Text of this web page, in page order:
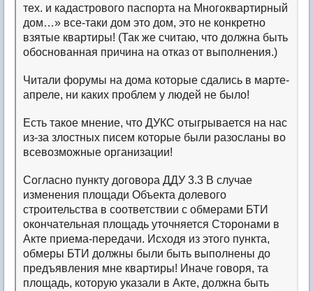
тех. и кадастрового паспорта на Многоквартирный
дом…» все-таки дом это дом, это не конкретно
взятые квартиры! (Так же считаю, что должна быть
обоснованная причина на отказ от выполнения.)
Читали форумы на дома которые сдались в марте-
апреле, ни каких проблем у людей не было!
Есть такое мнение, что ДУКС отыгрывается на нас
из-за злостных писем которые были разосланы во
всевозможные организации!
Согласно пункту договора ДДУ 3.3 В случае
изменения площади Объекта долевого
строительства в соответствии с обмерами БТИ
окончательная площадь уточняется Сторонами в
Акте приема-передачи. Исходя из этого пункта,
обмеры БТИ должны были быть выполнены до
предъявления мне квартиры! Иначе говоря, та
площадь, которую указали в Акте, должна быть